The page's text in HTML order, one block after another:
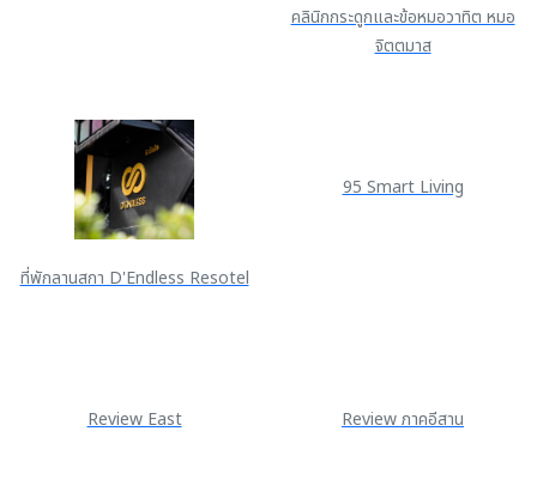
คลินิกกระดูกและข้อหมอวาทิต หมอ
จิตตมาส
ที่พักลานสกา D'Endless Resotel
95 Smart Living
Review East Review ภาคอีสาน